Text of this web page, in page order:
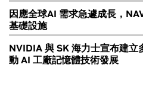
因應全球AI 需求急遽成長，
基礎設施
NVIDIA 與 SK 海力士宣布建立
動 AI 工廠記憶體技術發展